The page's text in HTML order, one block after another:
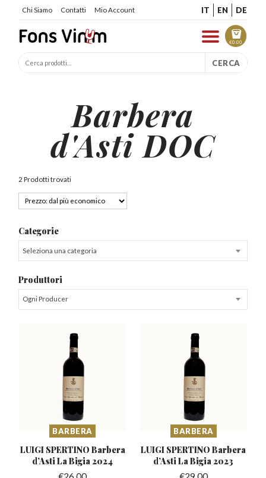
Chi Siamo Contatti Mio Account IT EN DE
€0.00
CERCA
Barbera
d'Asti DOC
2 Prodotti trovati
Categorie
Seleziona una categoria
Produttori
Ogni Producer
BARBERA
LUIGI SPERTINO Barbera
d’AstiLa Bigia 2024
BARBERA
LUIGI SPERTINO Barbera
d’AstiLa Bigia 2023